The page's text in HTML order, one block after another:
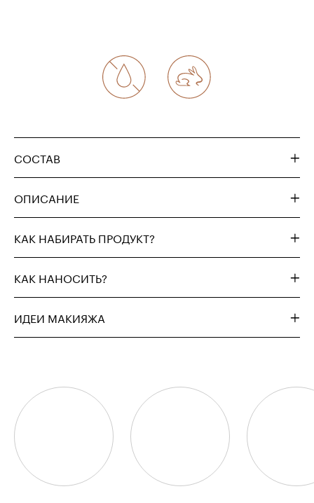
СОСТАВ
ОПИСАНИЕ
КАК НАБИРАТЬ ПРОДУКТ?
КАК НАНОСИТЬ?
ИДЕИ МАКИЯЖА